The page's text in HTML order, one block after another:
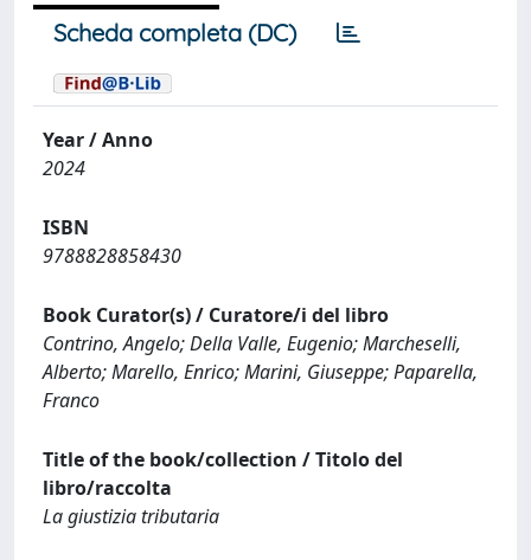
Scheda completa (DC)
Year / Anno
2024
ISBN
9788828858430
Book Curator(s) / Curatore/i del libro
Contrino, Angelo; Della Valle, Eugenio; Marcheselli,
Alberto; Marello, Enrico; Marini, Giuseppe; Paparella,
Franco
Title of the book/collection / Titolo del
libro/raccolta
La giustizia tributaria